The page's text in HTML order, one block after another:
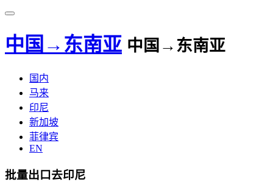
中国→东南亚 中国→东南亚
国内
马来
印尼
新加坡
菲律宾
EN
批量出口去印尼